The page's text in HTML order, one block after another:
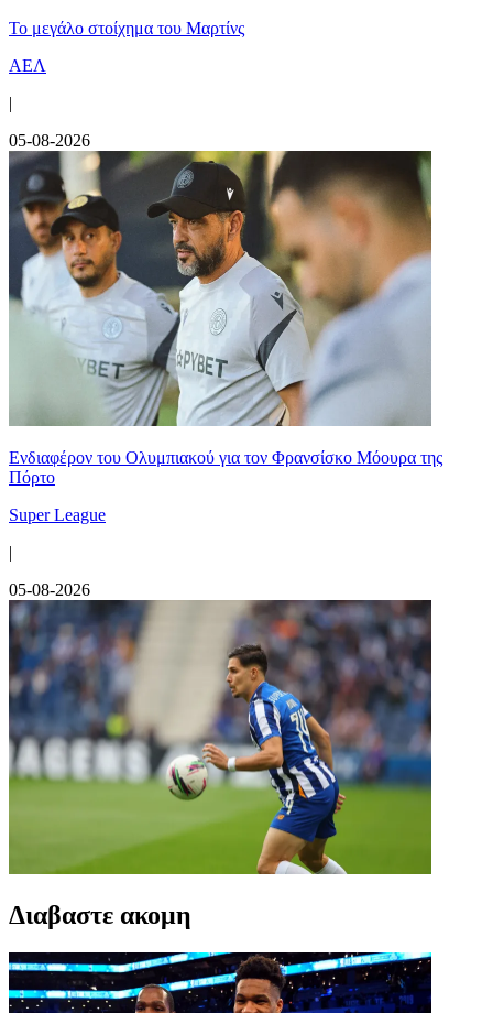
Το μεγάλο στοίχημα του Μαρτίνς
ΑΕΛ
|
05-08-2026
Ενδιαφέρον του Ολυμπιακού για τον Φρανσίσκο Μόουρα της
Πόρτο
Super League
|
05-08-2026
Διαβαστε ακομη